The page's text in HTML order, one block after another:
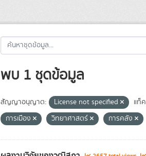
พบ 1 ชุดข้อมูล
สัญญาอนุญาต: License not specified แท็
การเมือง
วิทยาศาสตร์ การคลัง